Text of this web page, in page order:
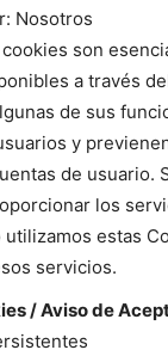
Nosotros
son
a través
de sus
y
de usuario.
los
estas
servicios.
/ Aviso de